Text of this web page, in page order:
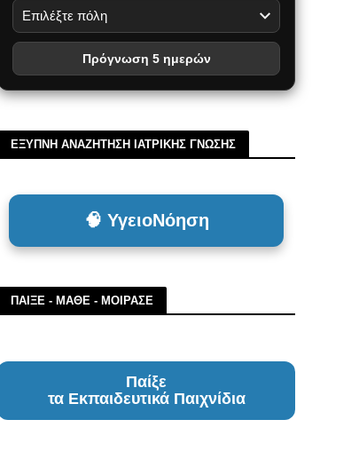
Πρόγνωση 5 ημερών
ΕΞΥΠΝΗ ΑΝΑΖΗΤΗΣΗ ΙΑΤΡΙΚΗΣ ΓΝΩΣΗΣ
🧠 ΥγειοΝόηση
ΠΑΙΞΕ - ΜΑΘΕ - ΜΟΙΡΑΣΕ
Παίξε
τα Εκπαιδευτικά Παιχνίδια